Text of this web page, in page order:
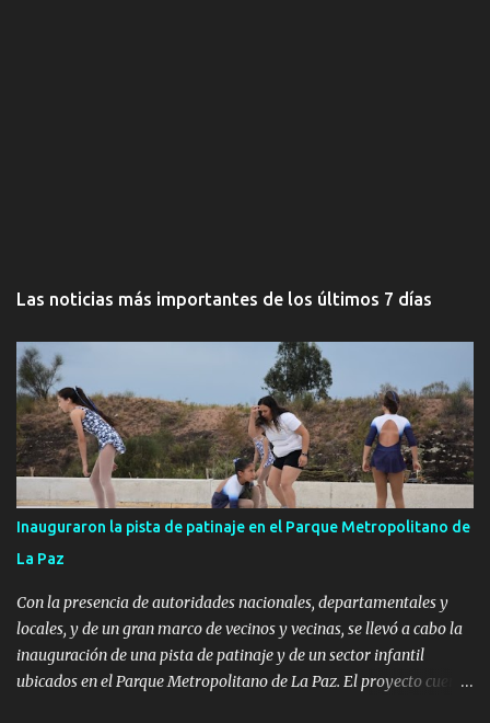
Las noticias más importantes de los últimos 7 días
Inauguraron la pista de patinaje en el Parque Metropolitano de
La Paz
Con la presencia de autoridades nacionales, departamentales y
locales, y de un gran marco de vecinos y vecinas, se llevó a cabo la
inauguración de una pista de patinaje y de un sector infantil
ubicados en el Parque Metropolitano de La Paz. El proyecto cuenta